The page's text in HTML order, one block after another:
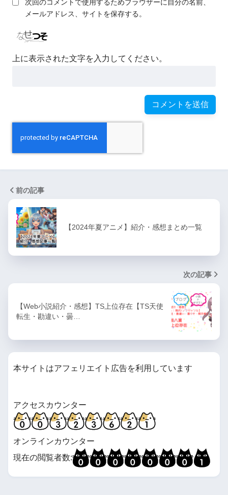
次回のコメントで使用するためブラウザーに自分の名前、
メールアドレス、サイトを保存する。
上に表示された文字を入力してください。
前の記事
【2024年夏アニメ】紹介・感想まとめ一覧
次の記事
【Web小説紹介・感想】TS上位存在【TS天使
転生・勘違い・曇…
本サイトはアフェリエイト広告を利用しています
アクセスカウンター
オンラインカウンター
現在の閲覧者数: